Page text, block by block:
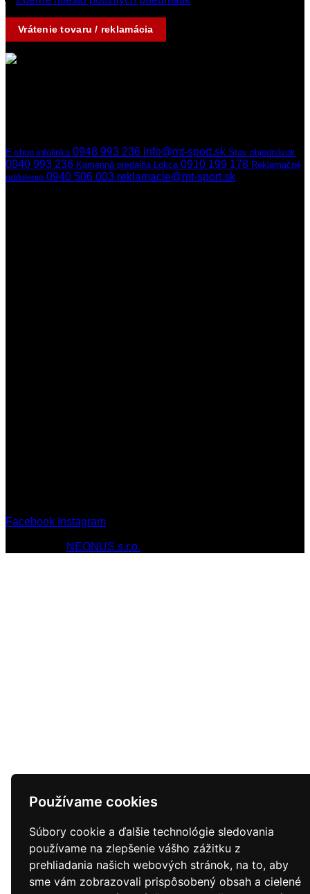
Používame cookies
Súbory cookie a ďalšie technológie sledovania
používame na zlepšenie vášho zážitku z
prehliadania našich webových stránok, na to, aby
sme vám zobrazovali prispôsobený obsah a cielené
Vrátenie tovaru / reklamácia
E-shop infolinka 0948 993 236 info@mt-sport.sk Stav objednávok
0940 993 236 Kamenná predajňa Lokca 0910 199 178 Reklamačné
oddelenie 0940 506 003 reklamacie@mt-sport.sk
Facebook Instagram
NEONUS s.r.o.